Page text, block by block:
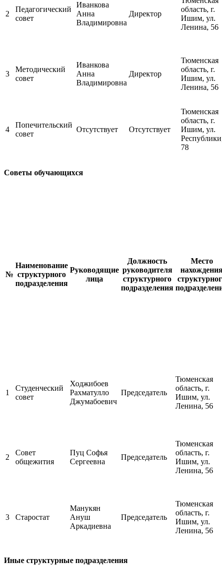
2
Педагогический
совет
Иванкова
Анна
Владимировна
Директор
область, г.
Ишим, ул.
Ленина, 56
3
Методический
совет
Иванкова
Анна
Владимировна
Директор
Тюменская
область, г.
Ишим, ул.
Ленина, 56
4
Попечительский
совет
Отсутствует Отсутствует
Тюменская
область, г.
Ишим, ул.
78
Советы обучающихся
№
Наименование
структурного
подразделения
Руководящие
лица
Должность
руководителя
структурного
подразделения
Место
1
Студенческий
совет
Ходжибоев
Рахматулло
Джумабоевич
Председатель
Тюменская
область, г.
Ишим, ул.
Ленина, 56
2
Совет
общежития
Пуц Софья
Сергеевна
Председатель
Тюменская
область, г.
Ишим, ул.
Ленина, 56
3 Старостат
Манукян
Ануш
Аркадиевна
Председатель
Тюменская
область, г.
Ишим, ул.
Ленина, 56
Иные структурные подразделения